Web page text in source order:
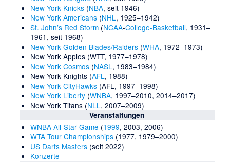
New York Knicks (NBA, seit 1946)
New York Americans (NHL, 1925–1942)
St. John’s Red Storm (NCAA-College-Basketball, 1931–
1961, seit 1968)
New York Golden Blades/Raiders (WHA, 1972–1973)
New York Apples (WTT, 1977–1978)
New York Cosmos (NASL, 1983–1984)
New York Knights (AFL, 1988)
New York CityHawks (AFL, 1997–1998)
New York Liberty (WNBA, 1997–2010, 2014–2017)
New York Titans (NLL, 2007–2009)
Veranstaltungen
WNBA All-Star Game (1999,2003,2006)
WTA Tour Championships (1977, 1979–2000)
US Darts Masters (seit 2022)
Konzerte